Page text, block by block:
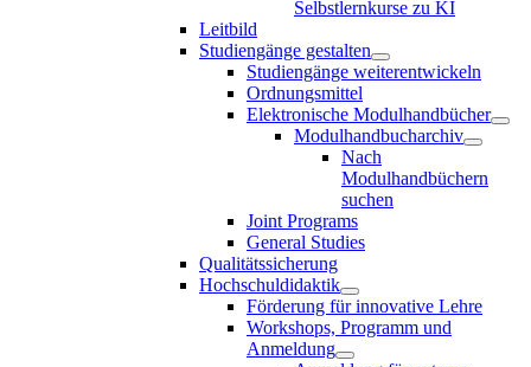
Selbstlernkurse zu KI
Leitbild
Studiengänge gestalten
Studiengänge weiterentwickeln
Ordnungsmittel
Elektronische Modulhandbücher
Modulhandbucharchiv
Nach
Modulhandbüchern
suchen
Joint Programs
General Studies
Qualitätssicherung
Hochschuldidaktik
Förderung für innovative Lehre
Workshops, Programm und
Anmeldung